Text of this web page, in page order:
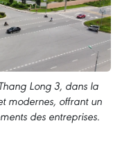
Long 3, dans la
modernes, offrant un
des entreprises.